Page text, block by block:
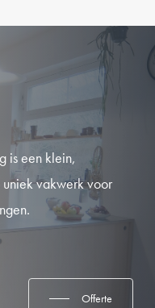
is een klein,
vakwerk voor
Offerte